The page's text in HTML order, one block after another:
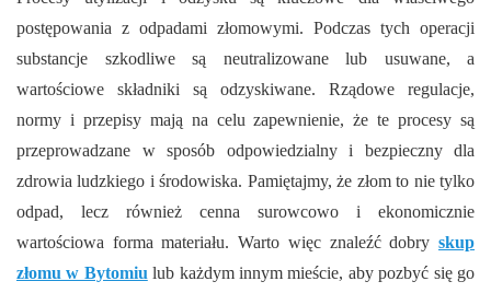
postępowania z odpadami złomowymi. Podczas tych operacji
substancje szkodliwe są neutralizowane lub usuwane, a
wartościowe składniki są odzyskiwane. Rządowe regulacje,
normy i przepisy mają na celu zapewnienie, że te procesy są
przeprowadzane w sposób odpowiedzialny i bezpieczny dla
zdrowia ludzkiego i środowiska. Pamiętajmy, że złom to nie tylko
odpad, lecz również cenna surowcowo i ekonomicznie
wartościowa forma materiału. Warto więc znaleźć dobry skup
złomu w Bytomiu lub każdym innym mieście, aby pozbyć się go